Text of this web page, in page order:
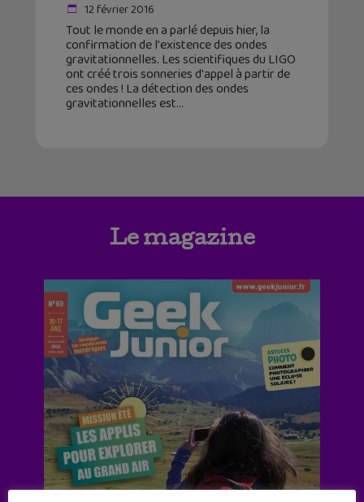
12 février 2016
Tout le monde en a parlé depuis hier, la
confirmation de l'existence des ondes
gravitationnelles. Les scientifiques du LIGO
ont créé trois sonneries d'appel à partir de
ces ondes ! La détection des ondes
gravitationnelles est
Le magazine